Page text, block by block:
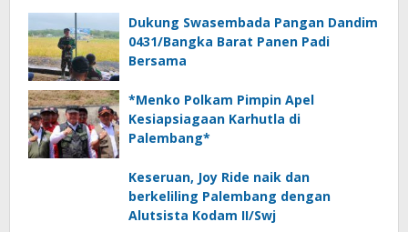
Dukung Swasembada Pangan Dandim
0431/Bangka Barat Panen Padi
Bersama
*Menko Polkam Pimpin Apel
Kesiapsiagaan Karhutla di
Palembang*
Keseruan, Joy Ride naik dan
berkeliling Palembang dengan
Alutsista Kodam II/Swj